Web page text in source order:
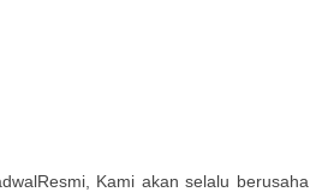
Kami akan selalu berusaha